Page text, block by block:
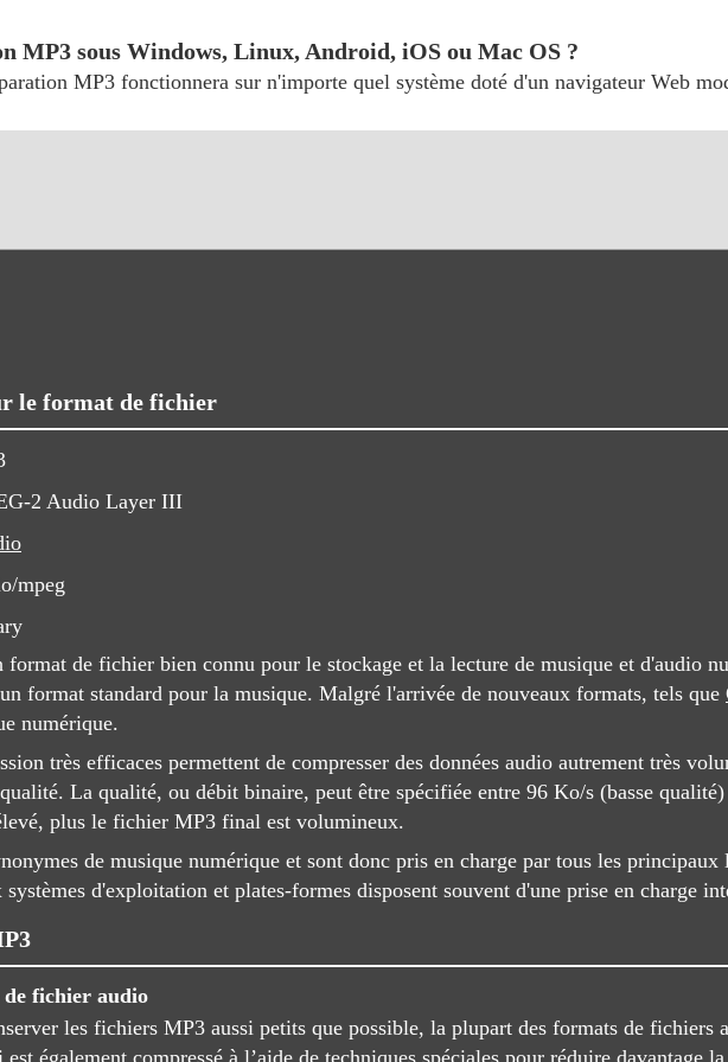
MP3 sous Windows, Linux, Android, iOS ou Mac OS ?
MP3 fonctionnera sur n'importe quel système doté d'un navigateur Web
le format de fichier
2 Audio Layer III
mpeg
de fichier bien connu pour le stockage et la lecture de musique et d'audio
format standard pour la musique. Malgré l'arrivée de nouveaux formats, tels que
numérique.
très efficaces permettent de compresser des données audio autrement très
La qualité, ou débit binaire, peut être spécifiée entre 96 Ko/s (basse
plus le fichier MP3 final est volumineux.
de musique numérique et sont donc pris en charge par tous les
d'exploitation et plates-formes disposent souvent d'une prise en charge
de fichier audio
les fichiers MP3 aussi petits que possible, la plupart des formats de fichiers
également compressé à l’aide de techniques spéciales pour réduire davantage